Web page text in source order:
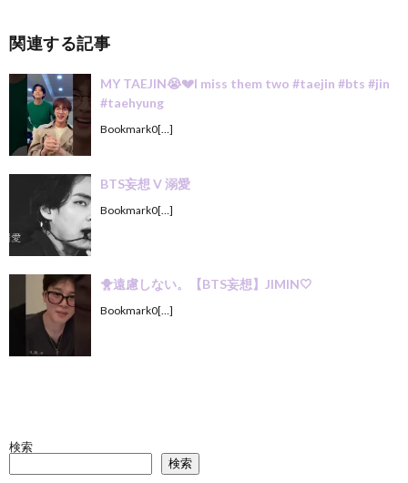
関連する記事
MY TAEJIN😭💔I miss them two #taejin #bts #jin
#taehyung
Bookmark0[…]
BTS妄想 V 溺愛
Bookmark0[…]
🐥遠慮しない。【BTS妄想】JIMIN‎🤍
Bookmark0[…]
検索
検索